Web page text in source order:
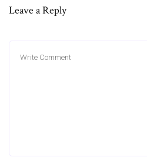
Leave a Reply